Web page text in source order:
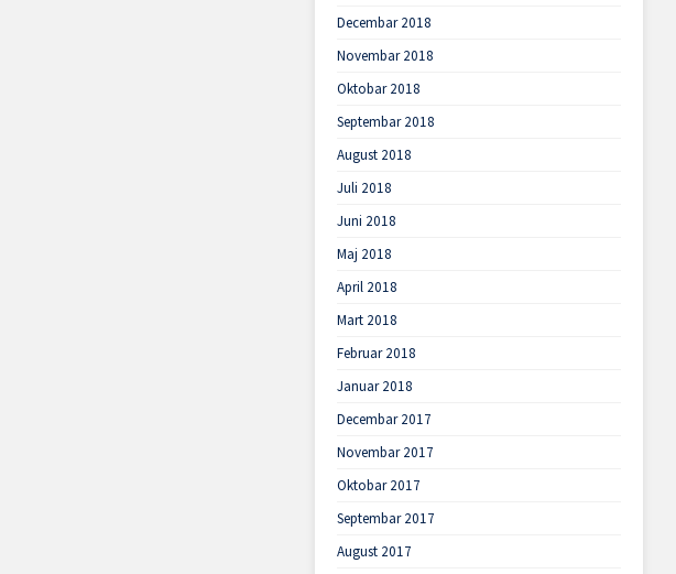
Decembar 2018
Novembar 2018
Oktobar 2018
Septembar 2018
August 2018
Juli 2018
Juni 2018
Maj 2018
April 2018
Mart 2018
Februar 2018
Januar 2018
Decembar 2017
Novembar 2017
Oktobar 2017
Septembar 2017
August 2017